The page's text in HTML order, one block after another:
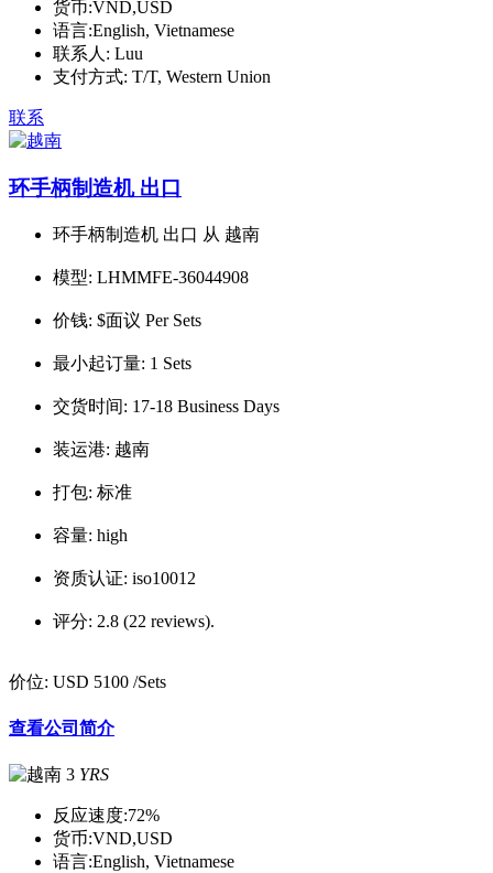
货币:VND,USD
语言:English, Vietnamese
联系人: Luu
支付方式: T/T, Western Union
联系
环手柄制造机 出口
环手柄制造机 出口 从 越南
模型: LHMMFE-36044908
价钱: $面议 Per Sets
最小起订量: 1 Sets
交货时间: 17-18 Business Days
装运港: 越南
打包: 标准
容量: high
资质认证: iso10012
评分: 2.8 (22 reviews).
价位: USD 5100 /Sets
查看公司简介
3 YRS
反应速度:72%
货币:VND,USD
语言:English, Vietnamese